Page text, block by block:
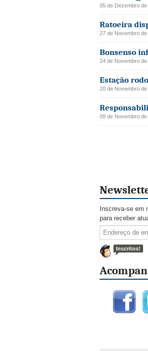
05 de Dezembro de
Ratoeira
27 de Novembro de
Bonsenso
24 de Novembro de
Estação
20 de Novembro de
09 de Novembro de
Inscreva-se em
para receber
Inscritos!